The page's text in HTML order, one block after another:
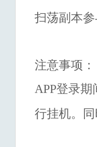
扫荡副本
注意事项：
APP登录期
行挂机。